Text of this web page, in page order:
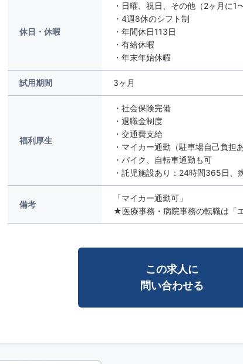
休日・休暇
・日曜、祝日、その他（2ヶ月に1
・4週8休のシフト制
・年間休日113日
・有給休暇
・年末年始休暇
試用期間 3ヶ月
福利厚生
・社会保険完備
・退職金制度
・交通費支給
・マイカー通勤（駐車場自己負担
・バイク、自転車通勤も可
・託児施設あり：24時間365日、
備考
「マイカー通勤可」
★医療事務・病院事務の転職は「
この求人に
問い合わせる